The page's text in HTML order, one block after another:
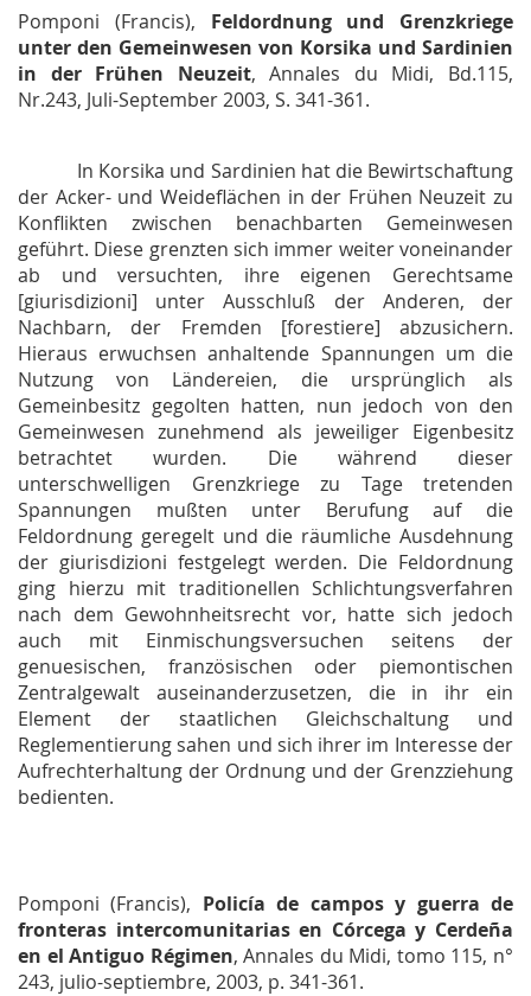
Pomponi (Francis), Feldordnung und Grenzkriege
unter den Gemeinwesen von Korsika und Sardinien
in der Frühen Neuzeit,Annales du Midi, Bd.115,
Nr.243, Juli-September 2003, S. 341-361.
In Korsika und Sardinien hat die Bewirtschaftung
der Acker- und Weideflächen in der Frühen Neuzeit zu
Konflikten zwischen benachbarten Gemeinwesen
geführt. Diese grenzten sich immer weiter voneinander
ab und versuchten, ihre eigenen Gerechtsame
[giurisdizioni] unter Ausschluß der Anderen, der
Nachbarn, der Fremden [forestiere] abzusichern.
Hieraus erwuchsen anhaltende Spannungen um die
Nutzung von Ländereien, die ursprünglich als
Gemeinbesitz gegolten hatten, nun jedoch von den
Gemeinwesen zunehmend als jeweiliger Eigenbesitz
betrachtet wurden. Die während dieser
unterschwelligen Grenzkriege zu Tage tretenden
Spannungen mußten unter Berufung auf die
Feldordnung geregelt und die räumliche Ausdehnung
der giurisdizioni festgelegt werden. Die Feldordnung
ging hierzu mit traditionellen Schlichtungsverfahren
nach dem Gewohnheitsrecht vor, hatte sich jedoch
auch mit Einmischungsversuchen seitens der
genuesischen, französischen oder piemontischen
Zentralgewalt auseinanderzusetzen, die in ihr ein
Element der staatlichen Gleichschaltung und
Reglementierung sahen und sich ihrer im Interesse der
Aufrechterhaltung der Ordnung und der Grenzziehung
bedienten.
Pomponi (Francis), Policía de campos y guerra de
fronteras intercomunitarias en Córcega y Cerdeña
en el Antiguo Régimen,Annales du Midi, tomo 115, n°
243, julio-septiembre, 2003, p. 341-361.